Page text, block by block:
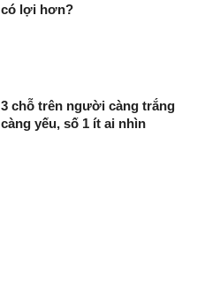
có lợi hơn?
3 chỗ trên người càng trắng
càng yếu, số 1 ít ai nhìn